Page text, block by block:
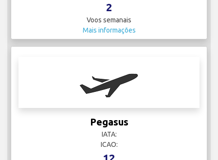
2
Voos semanais
Mais informações
Pegasus
IATA:
ICAO: